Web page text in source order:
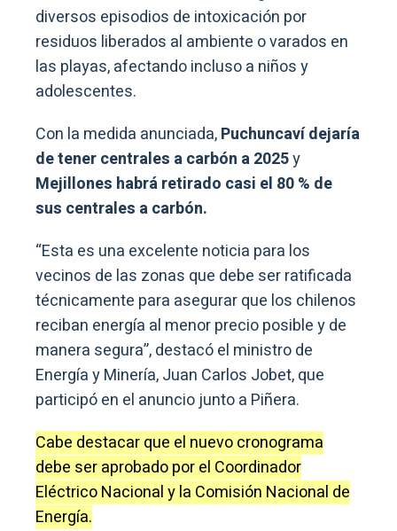
diversos episodios de intoxicación por
residuos liberados al ambiente o varados en
las playas, afectando incluso a niños y
adolescentes.
Con la medida anunciada,Puchuncaví dejaría
de tener centrales a carbón a 2025y
Mejillones habrá retirado casi el 80 % de
sus centrales a carbón.
“Esta es una excelente noticia para los
vecinos de las zonas que debe ser ratificada
técnicamente para asegurar que los chilenos
reciban energía al menor precio posible y de
manera segura”, destacó el ministro de
Energía y Minería, Juan Carlos Jobet, que
participó en el anuncio junto a Piñera.
Cabe destacar que el nuevo cronograma
debe ser aprobado por el Coordinador
Eléctrico Nacional y la Comisión Nacional de
Energía.